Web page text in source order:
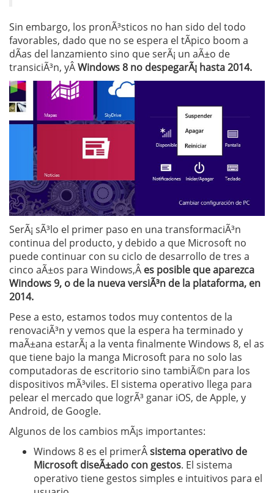
Sin embargo, los pronÃ³sticos no han sido del todo
favorables, dado que no se espera el tÃ­pico boom a
dÃ­as del lanzamiento sino que serÃ¡ un aÃ±o de
transiciÃ³n, yÂWindows 8 no despegarÃ¡ hasta 2014.
SerÃ¡ sÃ³lo el primer paso en una transformaciÃ³n
continua del producto, y debido a que Microsoft no
puede continuar con su ciclo de desarrollo de tres a
cinco aÃ±os para Windows,Â es posible que aparezca
Windows 9, o de la nueva versiÃ³n de la plataforma, en
2014.
Pese a esto, estamos todos muy contentos de la
renovaciÃ³n y vemos que la espera ha terminado y
maÃ±ana estarÃ¡ a la venta finalmente Windows 8, el as
que tiene bajo la manga Microsoft para no solo las
computadoras de escritorio sino tambiÃ©n para los
dispositivos mÃ³viles. El sistema operativo llega para
pelear el mercado que logrÃ³ ganar iOS, de Apple, y
Android, de Google.
Algunos de los cambios mÃ¡s importantes:
Windows 8 es el primerÂsistema operativo de
Microsoft diseÃ±ado con gestos. El sistema
operativo tiene gestos simples e intuitivos para el